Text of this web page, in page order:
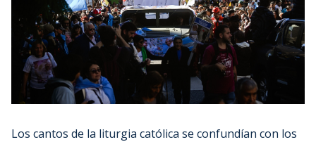
Los cantos de la liturgia católica se confundían con los